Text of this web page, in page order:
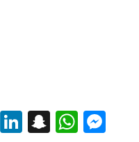
Pinterest
LinkedIn
Snapchat